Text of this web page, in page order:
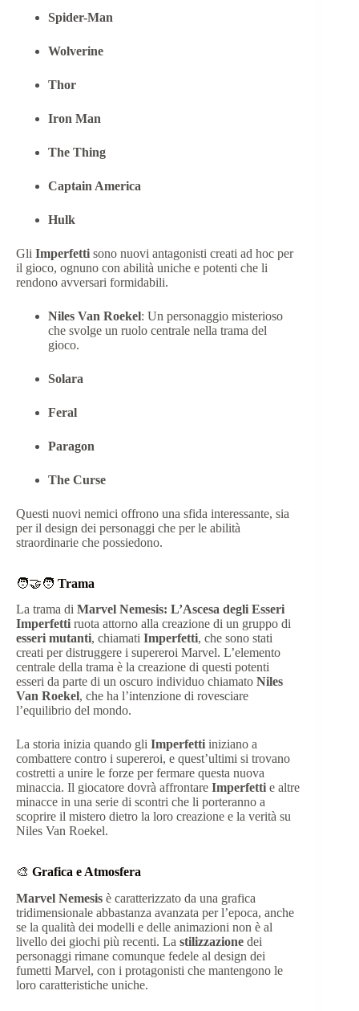
Spider-Man
Wolverine
Thor
Iron Man
The Thing
Captain America
Hulk
Gli Imperfetti sono nuovi antagonisti creati ad hoc per
il gioco, ognuno con abilità uniche e potenti che li
rendono avversari formidabili.
Niles Van Roekel: Un personaggio misterioso
che svolge un ruolo centrale nella trama del
gioco.
Solara
Feral
Paragon
The Curse
Questi nuovi nemici offrono una sfida interessante, sia
per il design dei personaggi che per le abilità
straordinarie che possiedono.
🧑‍🤝‍🧑 Trama
La trama di Marvel Nemesis: L’Ascesa degli Esseri
Imperfetti ruota attorno alla creazione di un gruppo di
esseri mutanti, chiamati Imperfetti, che sono stati
creati per distruggere i supereroi Marvel. L’elemento
centrale della trama è la creazione di questi potenti
esseri da parte di un oscuro individuo chiamato Niles
Van Roekel, che ha l’intenzione di rovesciare
l’equilibrio del mondo.
La storia inizia quando gli Imperfetti iniziano a
combattere contro i supereroi, e quest’ultimi si trovano
costretti a unire le forze per fermare questa nuova
minaccia. Il giocatore dovrà affrontare Imperfetti e altre
minacce in una serie di scontri che li porteranno a
scoprire il mistero dietro la loro creazione e la verità su
Niles Van Roekel.
🎨 Grafica e Atmosfera
Marvel Nemesis è caratterizzato da una grafica
tridimensionale abbastanza avanzata per l’epoca, anche
se la qualità dei modelli e delle animazioni non è al
livello dei giochi più recenti. La stilizzazione dei
personaggi rimane comunque fedele al design dei
fumetti Marvel, con i protagonisti che mantengono le
loro caratteristiche uniche.